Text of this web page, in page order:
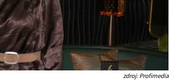
zdroj: Profimedia